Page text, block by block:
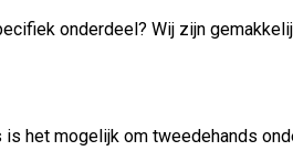
onderdeel? Wij zijn
het mogelijk om tweedehands